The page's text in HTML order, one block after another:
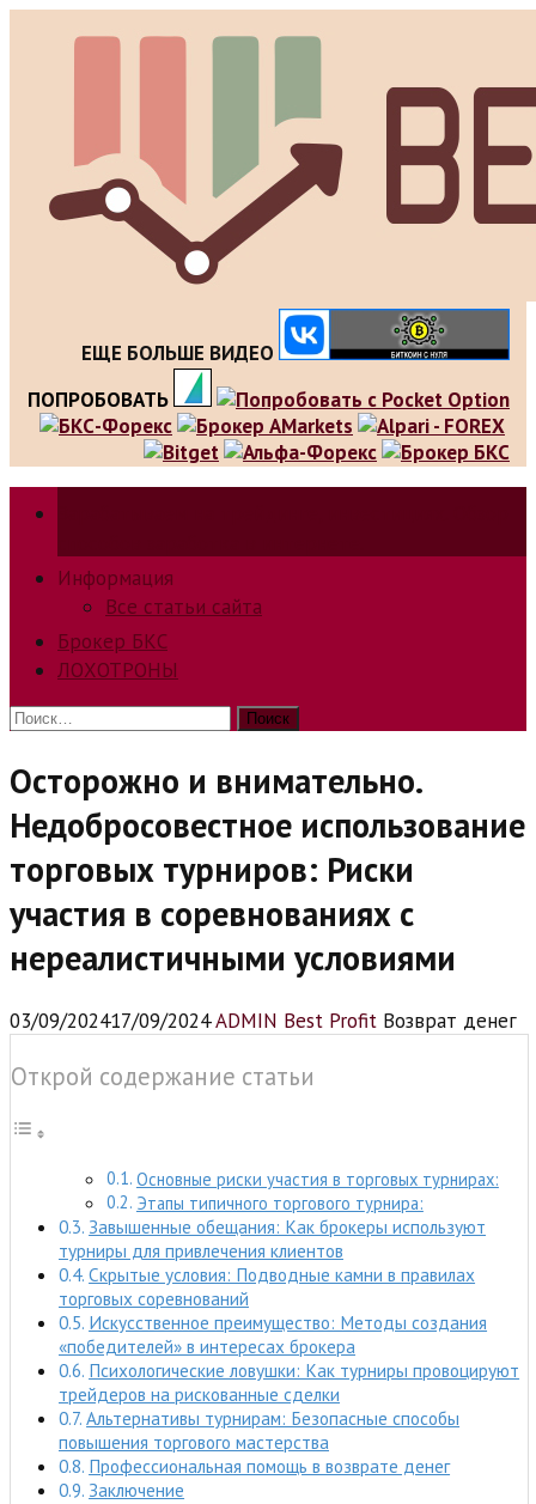
ЕЩЕ БОЛЬШЕ ВИДЕО
ПОПРОБОВАТЬ
Информация
Все статьи сайта
Брокер БКС
ЛОХОТРОНЫ
Найти:
Осторожно и внимательно.
Недобросовестное использование
торговых турниров: Риски
участия в соревнованиях с
нереалистичными условиями
03/09/202417/09/2024ADMIN Best Profit Возврат денег
Открой содержание статьи
Основные риски участия в торговых турнирах:
Этапы типичного торгового турнира:
Завышенные обещания: Как брокеры используют
турниры для привлечения клиентов
Скрытые условия: Подводные камни в правилах
торговых соревнований
Искусственное преимущество: Методы создания
«победителей» в интересах брокера
Психологические ловушки: Как турниры провоцируют
трейдеров на рискованные сделки
Альтернативы турнирам: Безопасные способы
повышения торгового мастерства
Профессиональная помощь в возврате денег
Заключение